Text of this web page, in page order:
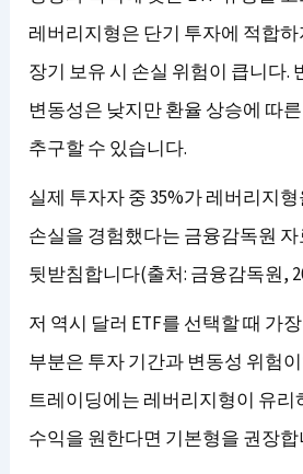
레버리지형은 단기 투자에 적합
장기 보유 시 손실 위험이 큽니다.
변동성은 낮지만 환율 상승에 따
추구할 수 있습니다.
실제 투자자 중 35%가 레버리지
손실을 경험했다는 금융감독원
뒷받침합니다(출처: 금융감독원,
저 역시 달러 ETF를 선택할 때 가
부분은 투자 기간과 변동성 위험
트레이딩에는 레버리지형이 유리
수익을 원한다면 기본형을 권장합